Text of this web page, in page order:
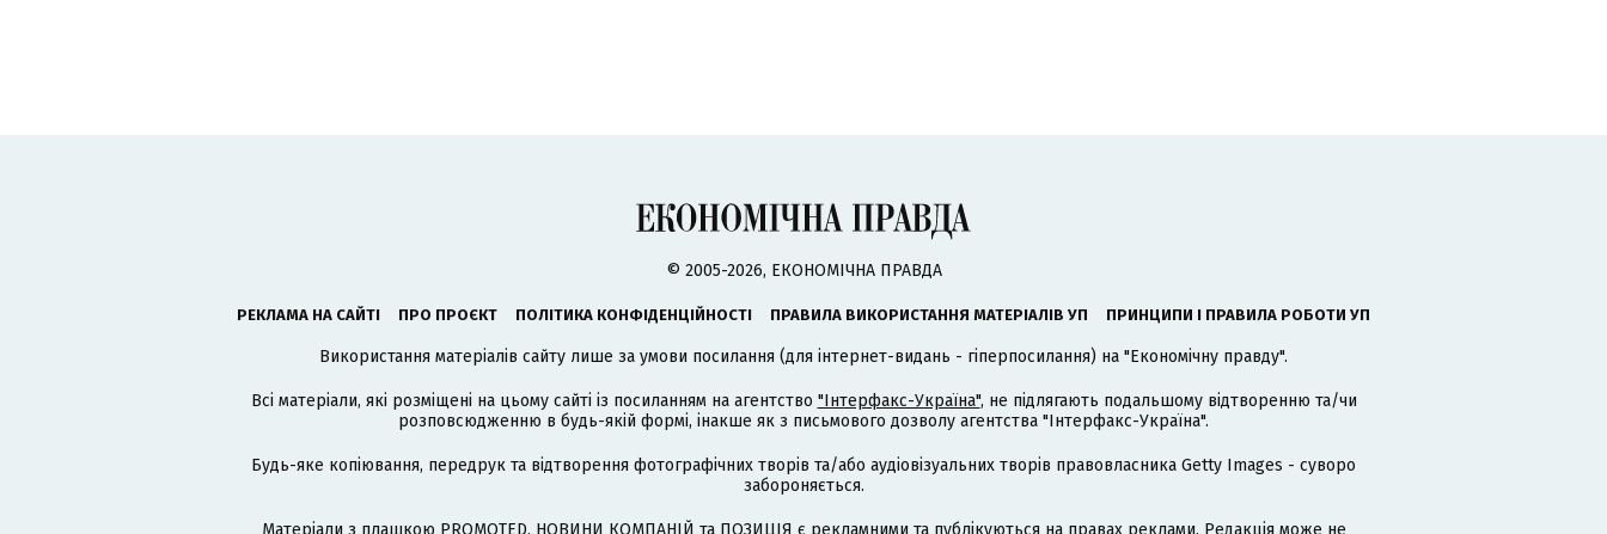
© 2005-2026, ЕКОНОМІЧНА ПРАВДА
РЕКЛАМА НА САЙТІ ПРО ПРОЄКТ ПОЛІТИКА КОНФІДЕНЦІЙНОСТІ ПРАВИЛА ВИКОРИСТАННЯ МАТЕРІАЛІВ УП ПРИНЦИПИ І ПРАВИЛА РОБОТИ УП
Використання матеріалів сайту лише за умови посилання (для інтернет-видань - гіперпосилання) на "Економічну правду".
Всі матеріали, які розміщені на цьому сайті із посиланням на агентство "Інтерфакс-Україна", не підлягають подальшому відтворенню та/чи
розповсюдженню в будь-якій формі, інакше як з письмового дозволу агентства "Інтерфакс-Україна".
Будь-яке копіювання, передрук та відтворення фотографічних творів та/або аудіовізуальних творів правовласника Getty Images - суворо
забороняється.